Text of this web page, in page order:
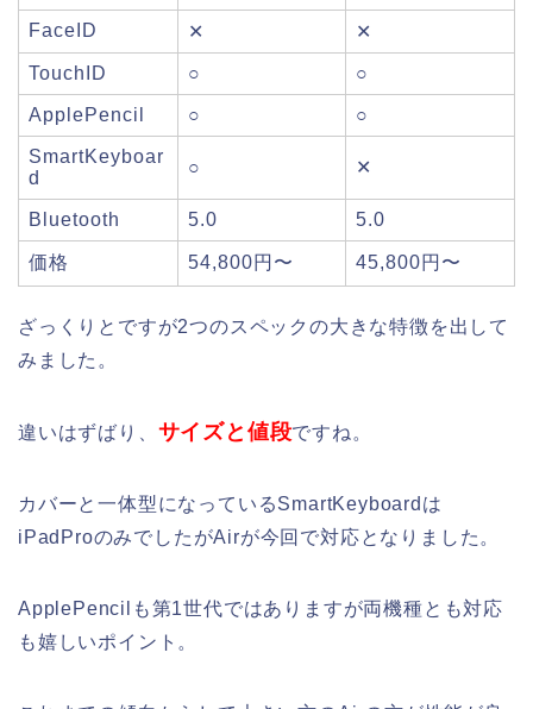
FaceID ✕ ✕
TouchID ○ ○
ApplePencil ○ ○
SmartKeyboar
d
○ ✕
Bluetooth 5.0 5.0
価格 54,800円〜 45,800円〜
ざっくりとですが2つのスペックの大きな特徴を出して
みました。
違いはずばり、 サイズと値段ですね。
カバーと一体型になっているSmartKeyboardは
iPadProのみでしたがAirが今回で対応となりました。
ApplePencilも第1世代ではありますが両機種とも対応
も嬉しいポイント。